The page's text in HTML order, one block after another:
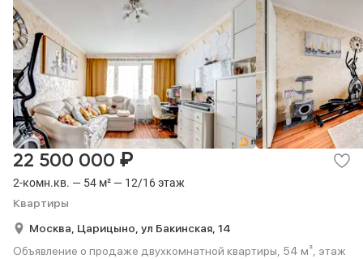
2-комн.кв. — 54 м² — 12/16 этаж
Квартиры
22 500 000 ₽
Москва, Царицыно, ул Бакинская, 14
Объявление о продаже двухкомнатной квартиры, 54 м², этаж